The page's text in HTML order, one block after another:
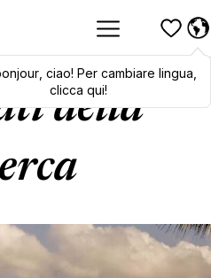
,bonjour,ciao! To switch
languages, click here!
, ciao! Per cambiare lingua,
clicca qui!
della